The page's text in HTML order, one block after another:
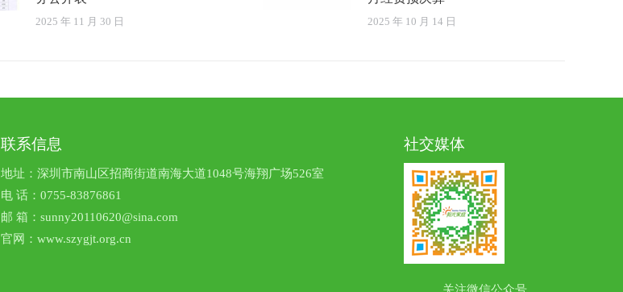
2025 年 11 月 30 日 2025 年 10 月 14 日
联系信息
地址：深圳市南山区招商街道南海大道1048号海翔广场526室
电 话：0755-83876861
邮 箱：sunny20110620@sina.com
官网：www.szygjt.org.cn
社交媒体